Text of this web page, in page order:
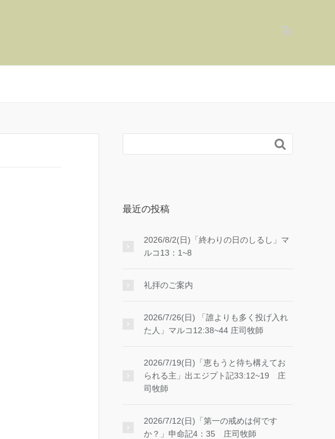

最近の投稿
2026/8/2(日)「終わりの日のしるし」マ
ルコ13：1~8
礼拝のご案内
2026/7/26(日) 「誰よりも多く投げ入れ
た人」マルコ12:38~44 庄司牧師
2026/7/19(日)「恵もうと待ち構えてお
られる主」出エジプト記33:12~19 庄
司牧師
2026/7/12(日)「第一の戒めは何です
か？」申命記4：35 庄司牧師